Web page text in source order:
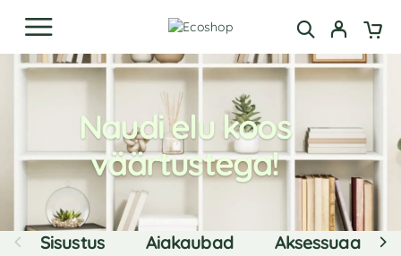
Naudi elu koos
väärtustega!
Sisustus Aiakaubad Aksessuaarid